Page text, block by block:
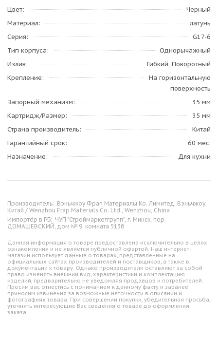
Цвет
Черный
Материал
латунь
Серия
G17-6
Тип корпуса
Однорычажный
Излив
Гибкий, Поворотный
Крепление
На горизонтальную
поверхность
Запорный механизм
35 мм
Картридж/Размер
35 мм
Страна производитель
Китай
Гарантийный срок
60 мес.
Назначение
Для кухни
Производитель: Вэньчжоу Фрап Материалы Ко. Лимитед, Вэньчжоу,
Китай / Wenzhou Frap Materials Co. Ltd., Wenzhou, China
Импортёр в РБ: ЧУП "Строймаркетгрупп", г. Минск, пер.
ДОМАШЕВСКИЙ, дом № 9, комната 513б
Данная информация о товаре предоставлена исключительно в целях
ознакомления и не является публичной офертой. Наш интернет-
магазин использует данные о товарах, представленные на
официальных сайтах производителей и поставщиков, а также в
документации к товару. Однако производители оставляют за собой
право изменять внешний вид, характеристики и комплектацию
изделий, предварительно не уведомляя продавцов и потребителей.
Просим вас отнестись с пониманием к данному факту и заранее
приносим извинения за возможные неточности в описании и
фотографиях товара. При совершении покупки, убедительная просьба,
уточнять интересующие Вас сведения о товаре до оформления
заказа.